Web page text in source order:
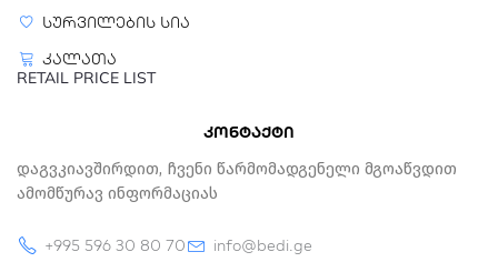
სურვილების სია
კალათა
RETAIL PRICE LIST
კონტაქტი
Დაგვკიავშირდით, Ჩვენი Წარმომადგენელი Მგოაწვდით
Ამომწურავ Ინფორმაციას
+995 596 30 80 70
info@bedi.ge